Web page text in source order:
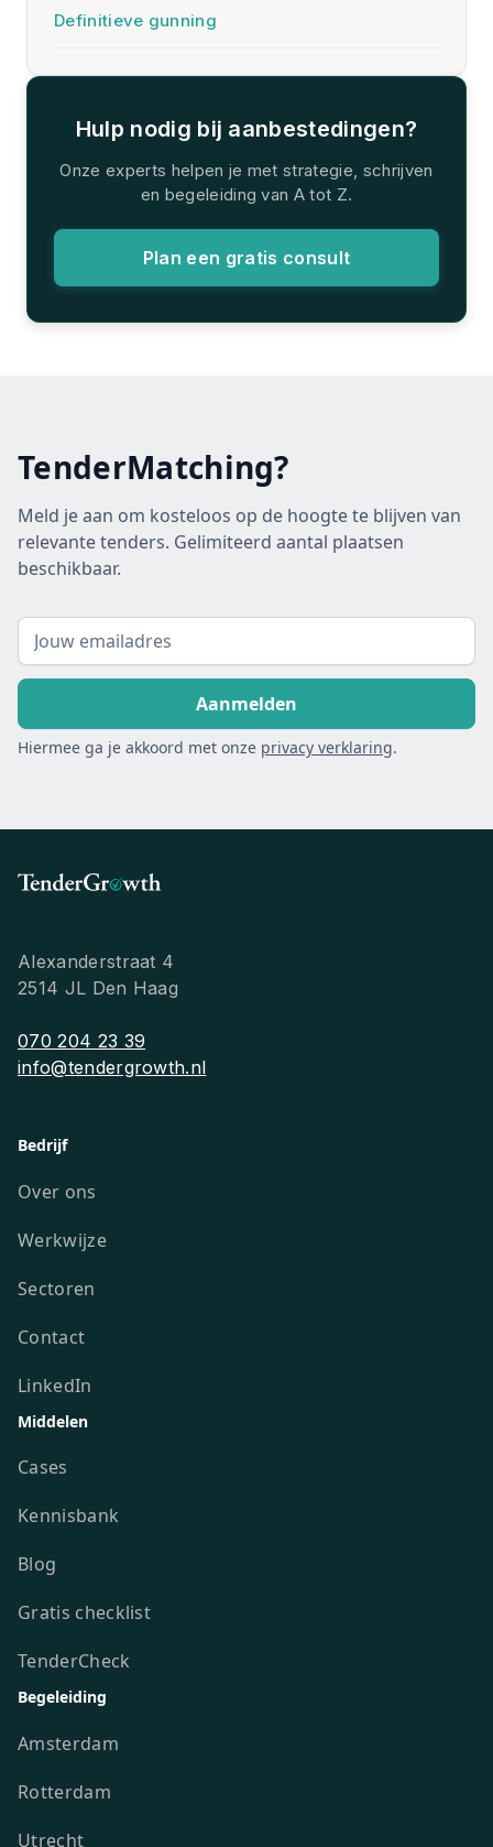
Definitieve gunning
Hulp nodig bij aanbestedingen?
Onze experts helpen je met strategie, schrijven
en begeleiding van A tot Z.
Plan een gratis consult
TenderMatching?
Meld je aan om kosteloos op de hoogte te blijven van
relevante tenders. Gelimiteerd aantal plaatsen
beschikbaar.
Hiermee ga je akkoord met onze privacy verklaring.
Alexanderstraat 4
2514 JL Den Haag
070 204 23 39
info@tendergrowth.nl
Bedrijf
Over ons
Werkwijze
Sectoren
Contact
LinkedIn
Middelen
Cases
Kennisbank
Blog
Gratis checklist
TenderCheck
Begeleiding
Amsterdam
Rotterdam
Utrecht